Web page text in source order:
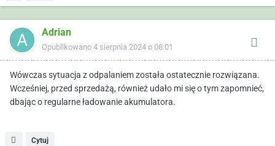
Adrian
Opublikowano 4 sierpnia 2024 o 08:01
Wówczas sytuacja z odpalaniem została ostatecznie rozwiązana.
Wcześniej, przed sprzedażą, również udało mi się o tym zapomnieć,
dbając o regularne ładowanie akumulatora.
Cytuj